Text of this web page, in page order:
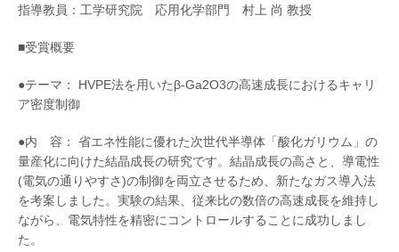
指導教員：工学研究院 応用化学部門 村上 尚 教授
■受賞概要
●テーマ： HVPE法を用いたβ-Ga2O3の高速成⾧におけるキャリ
ア密度制御
●内 容： 省エネ性能に優れた次世代半導体「酸化ガリウム」の
量産化に向けた結晶成⾧の研究です。結晶成⾧の高さと、導電性
(電気の通りやすさ)の制御を両立させるため、新たなガス導入法
を考案しました。実験の結果、従来比の数倍の高速成⾧を維持し
ながら、電気特性を精密にコントロールすることに成功しまし
た。